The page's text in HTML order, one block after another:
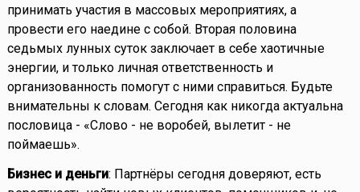
принимать участия в массовых мероприятиях, а
провести его наедине с собой. Вторая половина
седьмых лунных суток заключает в себе хаотичные
энергии, и только личная ответственность и
организованность помогут с ними справиться. Будьте
внимательны к словам. Сегодня как никогда актуальна
пословица - «Слово - не воробей, вылетит - не
поймаешь».
Бизнес и деньги: Партнёры сегодня доверяют, есть